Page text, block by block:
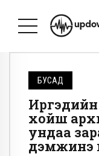
БУСАД
Иргэдийн
хойш
ундаа
дэмжинэ